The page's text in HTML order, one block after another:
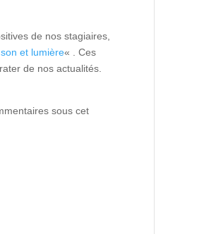
de nos stagiaires,
et lumière« . Ces
de nos actualités.
sous cet